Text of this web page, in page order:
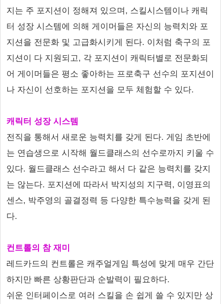
지는 주 포지션이 정해져 있으며, 스킬시스템이나 캐릭
터 성장 시스템에 의해 게이머들은 자신의 능력치와 포
지션을 전문화 및 고급화시키게 된다. 이처럼 축구의 포
지션이 다 지원되고, 각 포지션이 캐릭터별로 전문화되
어 게이머들은 평소 좋아하는 프로축구 선수의 포지션이
나 자신이 선호하는 포지션을 모두 체험할 수 있다.
캐릭터 성장 시스템
전직을 통해서 새로운 능력치를 갖게 된다. 게임 초반에
는 연습생으로 시작해 월드클래스의 선수로까지 키울 수
있다. 월드클래스 선수라고 해서 다 같은 능력치를 갖지
는 않는다. 포지션에 따라서 박지성의 지구력, 이영표의
센스, 박주영의 골결정력 등 다양한 특수능력을 갖게 된
다.
컨트롤의 참 재미
레드카드의 컨트롤은 캐주얼게임 특성에 맞게 매우 간단
하지만 빠른 상황판단과 순발력이 필요하다.
쉬운 인터페이스로 여러 스킬을 손 쉽게 쓸 수 있지만 상